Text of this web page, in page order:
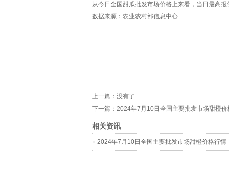
从今日全国甜瓜批发市场价格上来看，当日最高
数据来源：农业农村部信息中心
上一篇：没有了
下一篇： 2024年7月10日全国主要批发市场甜橙价
相关资讯
2024年7月10日全国主要批发市场甜橙价格行情